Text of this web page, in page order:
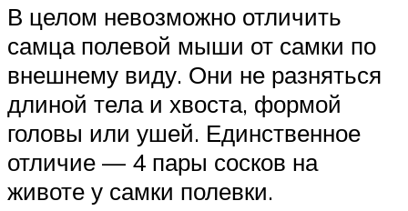
В целом невозможно отличить
самца полевой мыши от самки по
внешнему виду. Они не разняться
длиной тела и хвоста, формой
головы или ушей. Единственное
отличие — 4 пары сосков на
животе у самки полевки.